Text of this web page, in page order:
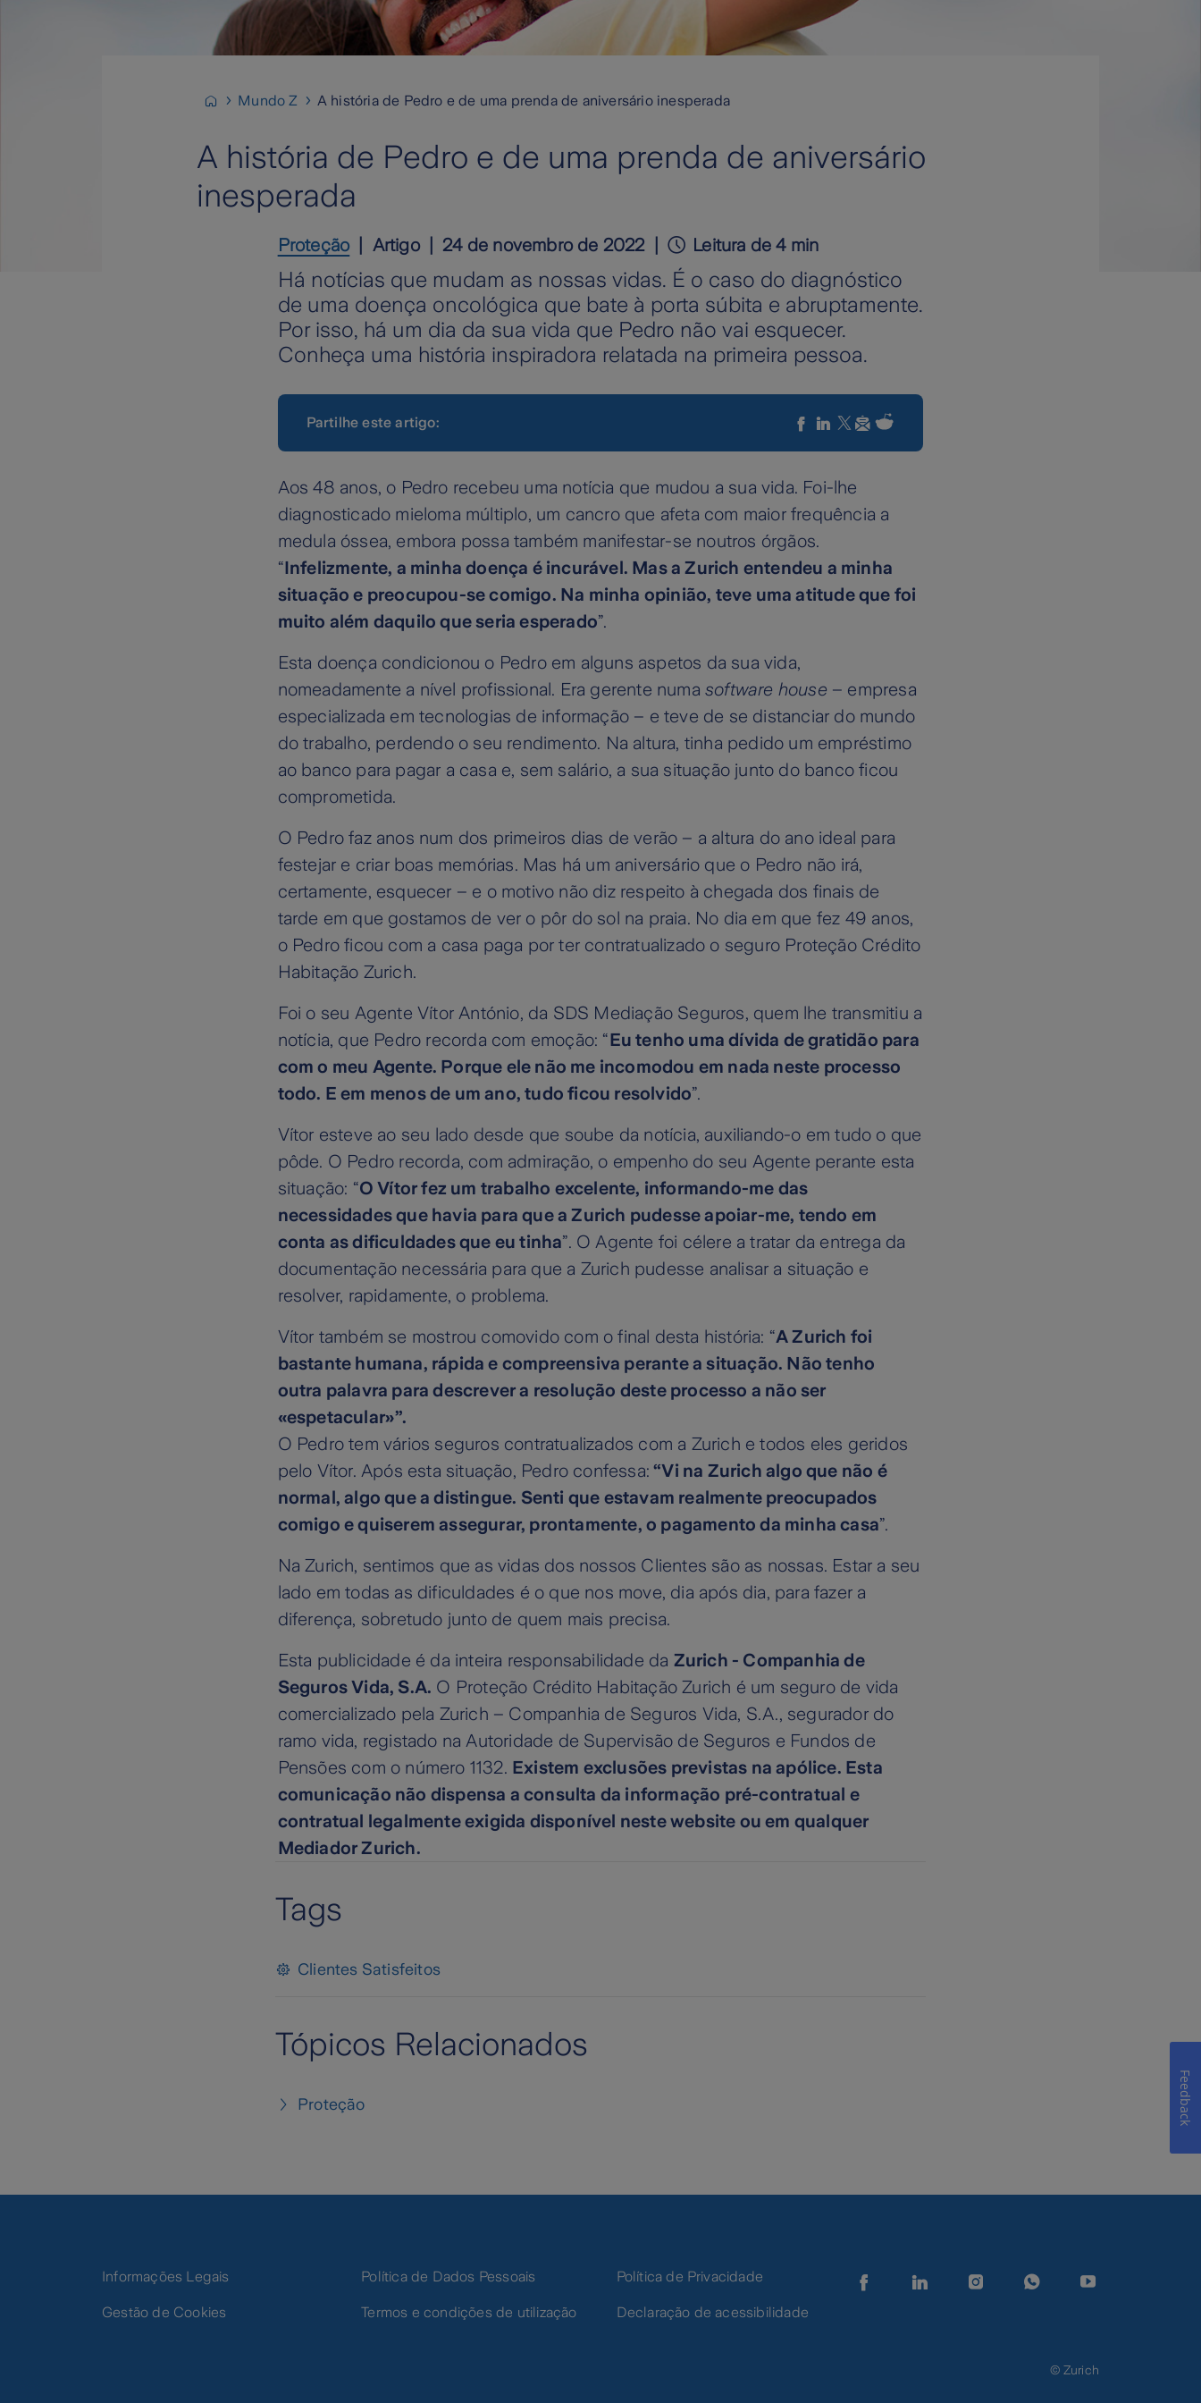
Mundo Z A história de Pedro e de uma prenda de aniversário inesperada
A história de Pedro e de uma prenda de aniversário
inesperada
Proteção Artigo 24 de novembro de 2022 Leitura de 4 min
Há notícias que mudam as nossas vidas. É o caso do diagnóstico
de uma doença oncológica que bate à porta súbita e abruptamente.
Por isso, há um dia da sua vida que Pedro não vai esquecer.
Conheça uma história inspiradora relatada na primeira pessoa.
Partilhe este artigo:
Aos 48 anos, o Pedro recebeu uma notícia que mudou a sua vida. Foi-lhe
diagnosticado mieloma múltiplo, um cancro que afeta com maior frequência a
medula óssea, embora possa também manifestar-se noutros órgãos.
“Infelizmente, a minha doença é incurável. Mas a Zurich entendeu a minha
situação e preocupou-se comigo. Na minha opinião, teve uma atitude que foi
muito além daquilo que seria esperado”.
Esta doença condicionou o Pedro em alguns aspetos da sua vida,
nomeadamente a nível profissional. Era gerente numasoftware house – empresa
especializada em tecnologias de informação – e teve de se distanciar do mundo
do trabalho, perdendo o seu rendimento. Na altura, tinha pedido um empréstimo
ao banco para pagar a casa e, sem salário, a sua situação junto do banco ficou
comprometida.
O Pedro faz anos num dos primeiros dias de verão – a altura do ano ideal para
festejar e criar boas memórias. Mas há um aniversário que o Pedro não irá,
certamente, esquecer – e o motivo não diz respeito à chegada dos finais de
tarde em que gostamos de ver o pôr do sol na praia. No dia em que fez 49 anos,
o Pedro ficou com a casa paga por ter contratualizado o seguro Proteção Crédito
Habitação Zurich.
Foi o seu Agente Vítor António, da SDS Mediação Seguros, quem lhe transmitiu a
notícia, que Pedro recorda com emoção: “Eu tenho uma dívida de gratidão para
com o meu Agente. Porque ele não me incomodou em nada neste processo
todo. E em menos de um ano, tudo ficou resolvido”.
Vítor esteve ao seu lado desde que soube da notícia, auxiliando-o em tudo o que
pôde. O Pedro recorda, com admiração, o empenho do seu Agente perante esta
situação: “O Vítor fez um trabalho excelente, informando-me das
necessidades que havia para que a Zurich pudesse apoiar-me, tendo em
conta as dificuldades que eu tinha”. O Agente foi célere a tratar da entrega da
documentação necessária para que a Zurich pudesse analisar a situação e
resolver, rapidamente, o problema.
Vítor também se mostrou comovido com o final desta história: “A Zurich foi
bastante humana, rápida e compreensiva perante a situação. Não tenho
outra palavra para descrever a resolução deste processo a não ser
«espetacular»”.
O Pedro tem vários seguros contratualizados com a Zurich e todos eles geridos
pelo Vítor. Após esta situação, Pedro confessa: “Vi na Zurich algo que não é
normal, algo que a distingue. Senti que estavam realmente preocupados
comigo e quiserem assegurar, prontamente, o pagamento da minha casa”.
Na Zurich, sentimos que as vidas dos nossos Clientes são as nossas. Estar a seu
lado em todas as dificuldades é o que nos move, dia após dia, para fazer a
diferença, sobretudo junto de quem mais precisa.
Esta publicidade é da inteira responsabilidade da Zurich - Companhia de
Seguros Vida, S.A. O Proteção Crédito Habitação Zurich é um seguro de vida
comercializado pela Zurich – Companhia de Seguros Vida, S.A., segurador do
ramo vida, registado na Autoridade de Supervisão de Seguros e Fundos de
Pensões com o número 1132. Existem exclusões previstas na apólice. Esta
comunicação não dispensa a consulta da informação pré-contratual e
contratual legalmente exigida disponível neste website ou em qualquer
Mediador Zurich.
Tags
Clientes Satisfeitos
Tópicos Relacionados
Proteção
Informações Legais
Gestão de Cookies
Política de Dados Pessoais
Termos e condições de utilização
Política de Privacidade
Declaração de acessibilidade
© Zurich
Feedback